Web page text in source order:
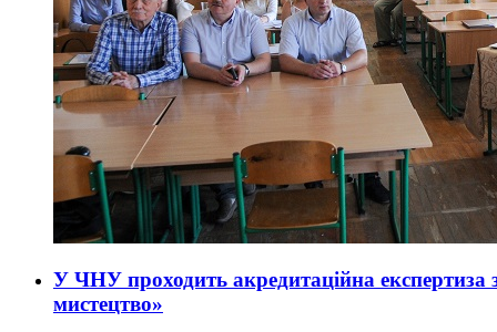
У ЧНУ проходить акредитаційна експертиза
мистецтво»